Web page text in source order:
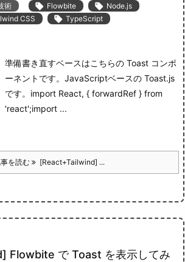
術  Flowbite  Node.js
CSS  TypeScript
準備書き直すベースはこちらの Toast コンポ
ーネントです。JavaScriptベースの Toast.js
です。 import React, { forwardRef } from
'react';import ...
を読む [React+Tailwind] ...
Flowbite で Toast を表示してみ